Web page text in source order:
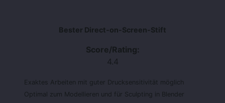
Bester Direct-on-Screen-Stift
Score/Rating:
4.4
Exaktes Arbeiten mit guter Drucksensitivität möglich
Optimal zum Modellieren und für Sculpting in Blender